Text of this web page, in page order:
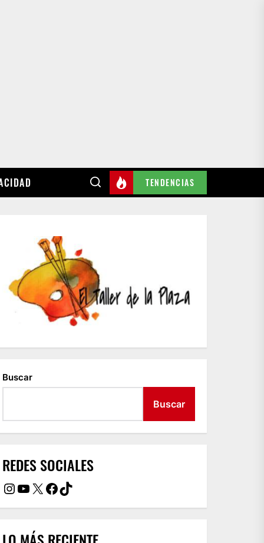
TENDENCIAS
Buscar
Buscar
REDES SOCIALES
Instagram
YouTube
X Facebook
TikTok